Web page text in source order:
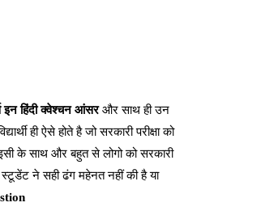
हिंदी क्वेश्चन आंसरऔर साथ ही उन
ही ऐसे होते है जो सरकारी परीक्षा को
के साथ और बहुत से लोगो को सरकारी
ने सही ढंग महेनत नहीं की है या